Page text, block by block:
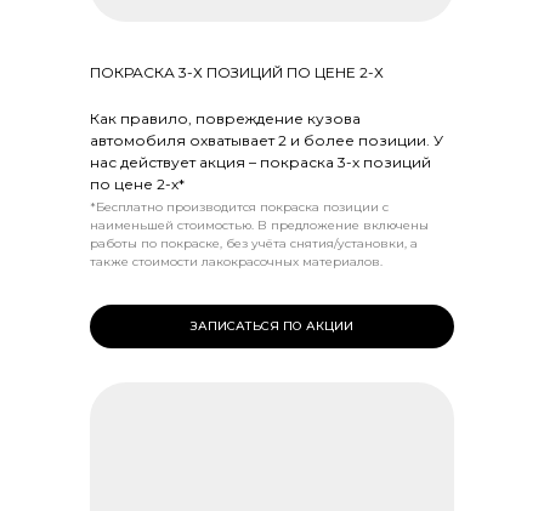
ПОКРАСКА 3-Х ПОЗИЦИЙ ПО ЦЕНЕ 2-Х
*Бесплатно производится покраска позиции с
наименьшей стоимостью. В предложение включены
работы по покраске, без учёта снятия/установки, а
также стоимости лакокрасочных материалов.
Как правило, повреждение кузова
автомобиля охватывает 2 и более позиции. У
нас действует акция – покраска 3-х позиций
по цене 2-х*
ЗАПИСАТЬСЯ ПО АКЦИИ